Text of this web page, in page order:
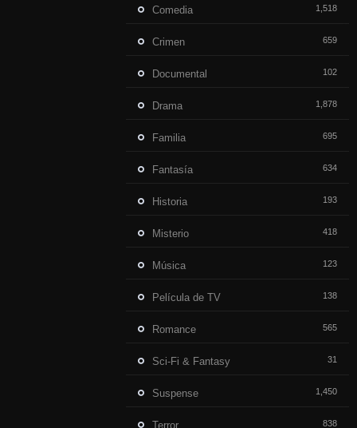
Comedia 1,518
Crimen 659
Documental 102
Drama 1,878
Familia 695
Fantasía 634
Historia 193
Misterio 418
Música 123
Película de TV 138
Romance 565
Sci-Fi & Fantasy 31
Suspense 1,450
Terror 838